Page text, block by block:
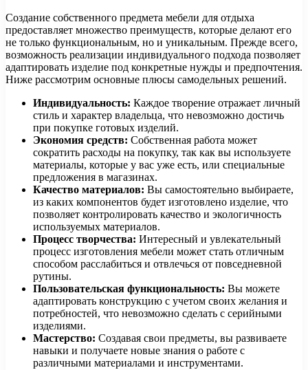
Создание собственного предмета мебели для отдыха
предоставляет множество преимуществ, которые делают его
не только функциональным, но и уникальным. Прежде всего,
возможность реализации индивидуального подхода позволяет
адаптировать изделие под конкретные нужды и предпочтения.
Ниже рассмотрим основные плюсы самодельных решений.
Индивидуальность: Каждое творение отражает личный
стиль и характер владельца, что невозможно достичь
при покупке готовых изделий.
Экономия средств: Собственная работа может
сократить расходы на покупку, так как вы используете
материалы, которые у вас уже есть, или специальные
предложения в магазинах.
Качество материалов: Вы самостоятельно выбираете,
из каких компонентов будет изготовлено изделие, что
позволяет контролировать качество и экологичность
используемых материалов.
Процесс творчества: Интересный и увлекательный
процесс изготовления мебели может стать отличным
способом расслабиться и отвлечься от повседневной
рутины.
Пользовательская функциональность: Вы можете
адаптировать конструкцию с учетом своих желания и
потребностей, что невозможно сделать с серийными
изделиями.
Мастерство: Создавая свои предметы, вы развиваете
навыки и получаете новые знания о работе с
различными материалами и инструментами.